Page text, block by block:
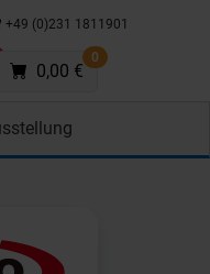
+49 (0)231 1811901
0
0,00 €